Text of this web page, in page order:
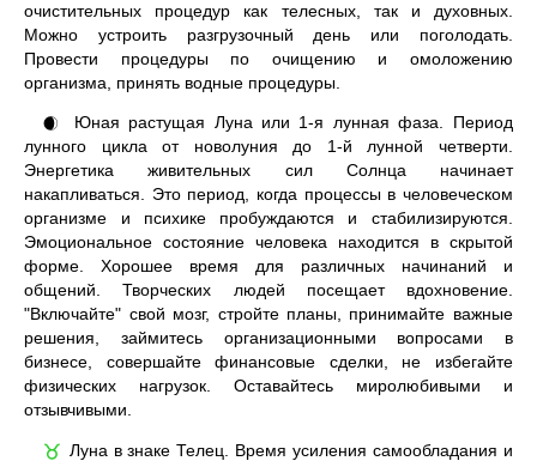
очистительных процедур как телесных, так и духовных.
Можно устроить разгрузочный день или поголодать.
Провести процедуры по очищению и омоложению
организма, принять водные процедуры.
🌒
Юная растущая Луна или 1-я лунная фаза. Период
лунного цикла от новолуния до 1-й лунной четверти.
Энергетика живительных сил Солнца начинает
накапливаться. Это период, когда процессы в человеческом
организме и психике пробуждаются и стабилизируются.
Эмоциональное состояние человека находится в скрытой
форме. Хорошее время для различных начинаний и
общений. Творческих людей посещает вдохновение.
"Включайте" свой мозг, стройте планы, принимайте важные
решения, займитесь организационными вопросами в
бизнесе, совершайте финансовые сделки, не избегайте
физических нагрузок. Оставайтесь миролюбивыми и
отзывчивыми.
♉ Луна в знаке Телец. Время усиления самообладания и